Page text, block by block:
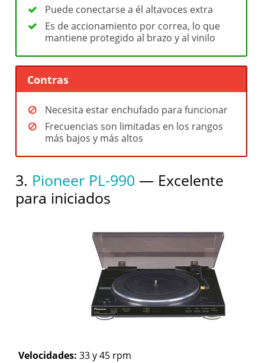
Puede conectarse a él altavoces extra
Es de accionamiento por correa, lo que
mantiene protegido al brazo y al vinilo
Contras
Necesita estar enchufado para funcionar
Frecuencias son limitadas en los rangos
más bajos y más altos
3. Pioneer PL-990 — Excelente
para iniciados
Velocidades:33 y 45 rpm